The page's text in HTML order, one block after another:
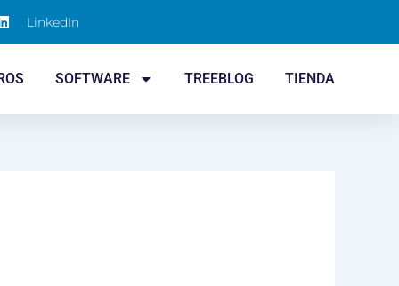
LinkedIn
SOFTWARE TREEBLOG TIENDA